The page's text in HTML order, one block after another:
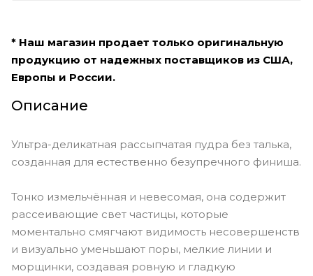
* Наш магазин продает только оригинальную
продукцию от надежных поставщиков из США,
Европы и России.
Описание
Ультра-деликатная рассыпчатая пудра без талька,
созданная для естественно безупречного финиша.
Тонко измельчённая и невесомая, она содержит
рассеивающие свет частицы, которые
моментально смягчают видимость несовершенств
и визуально уменьшают поры, мелкие линии и
морщинки, создавая ровную и гладкую